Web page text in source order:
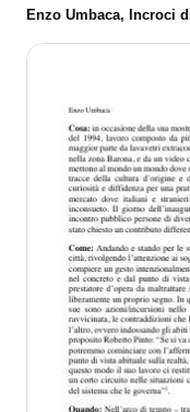
Enzo Umbaca, Incroci